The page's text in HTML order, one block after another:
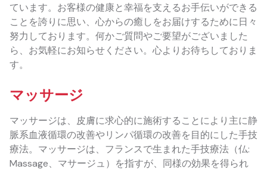
ています。お客様の健康と幸福を支えるお手伝いができる
ことを誇りに思い、心からの癒しをお届けするために日々
努力しております。何かご質問やご要望がございました
ら、お気軽にお知らせください。心よりお待ちしておりま
す。
マッサージ
マッサージは、皮膚に求心的に施術することにより主に静
脈系血液循環の改善やリンパ循環の改善を目的にした手技
療法。マッサージは、フランスで生まれた手技療法（仏:
Massage、マサージュ）を指すが、同様の効果を得られ